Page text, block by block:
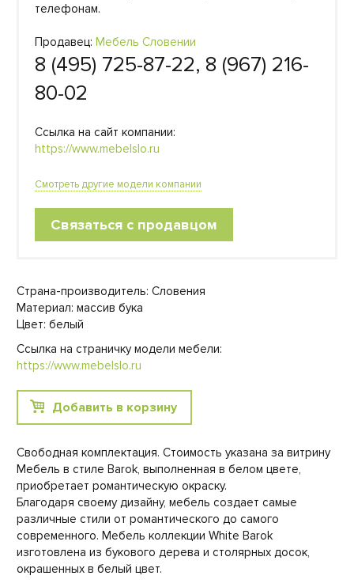
телефонам.
Продавец: Мебель Словении
8 (495) 725-87-22, 8 (967) 216-
80-02
Ссылка на сайт компании:
https://www.mebelslo.ru
Смотреть другие модели компании
Связаться с продавцом
Страна-производитель: Словения
Материал: массив бука
Цвет: белый
Ссылка на страничку модели мебели:
https://www.mebelslo.ru
Добавить в корзину
Свободная комплектация. Стоимость указана за витрину
Мебель в стиле Barok, выполненная в белом цвете,
приобретает романтическую окраску.
Благодаря своему дизайну, мебель создает самые
различные стили от романтического до самого
современного. Мебель коллекции White Barok
изготовлена из букового дерева и столярных досок,
окрашенных в белый цвет.